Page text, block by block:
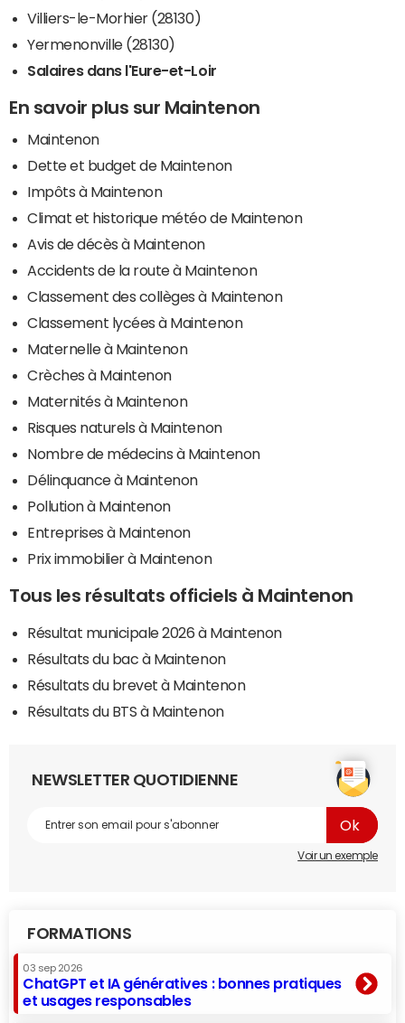
Villiers-le-Morhier (28130)
Yermenonville (28130)
Salaires dans l'Eure-et-Loir
En savoir plus sur Maintenon
Maintenon
Dette et budget de Maintenon
Impôts à Maintenon
Climat et historique météo de Maintenon
Avis de décès à Maintenon
Accidents de la route à Maintenon
Classement des collèges à Maintenon
Classement lycées à Maintenon
Maternelle à Maintenon
Crèches à Maintenon
Maternités à Maintenon
Risques naturels à Maintenon
Nombre de médecins à Maintenon
Délinquance à Maintenon
Pollution à Maintenon
Entreprises à Maintenon
Prix immobilier à Maintenon
Tous les résultats officiels à Maintenon
Résultat municipale 2026 à Maintenon
Résultats du bac à Maintenon
Résultats du brevet à Maintenon
Résultats du BTS à Maintenon
NEWSLETTER QUOTIDIENNE
Voir un exemple
FORMATIONS
03 sep 2026
ChatGPT et IA génératives : bonnes pratiques
et usages responsables